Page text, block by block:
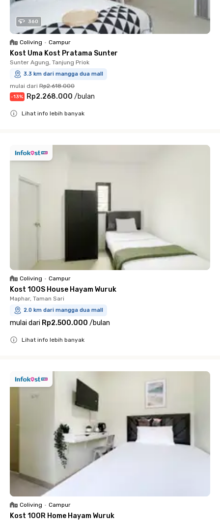
360
Coliving • Campur
Kost Uma Kost Pratama Sunter
Sunter Agung, Tanjung Priok
3.3 km dari mangga dua mall
mulai dari Rp2.618.000
-13% Rp2.268.000 /bulan
Lihat info lebih banyak
Coliving • Campur
Kost 100S House Hayam Wuruk
Maphar, Taman Sari
2.0 km dari mangga dua mall
mulai dari Rp2.500.000 /bulan
Lihat info lebih banyak
Coliving • Campur
Kost 100R Home Hayam Wuruk